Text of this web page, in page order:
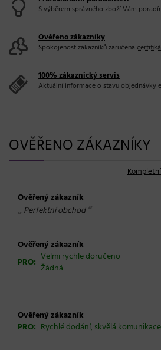
S výběrem správného zboží Vám
Ověřeno zákazníky
Spokojenost zákazníků zaručena
100% zákaznický servis
Aktuální informace o stavu objednávky
OVĚŘENO ZÁKAZNÍKY
Ověřený zákazník
„ Perfektní obchod“
Ověřený zákazník
PRO: Velmi rychle doručeno
Žádná
Ověřený zákazník
PRO: Rychlé dodání, skvělá komunikace